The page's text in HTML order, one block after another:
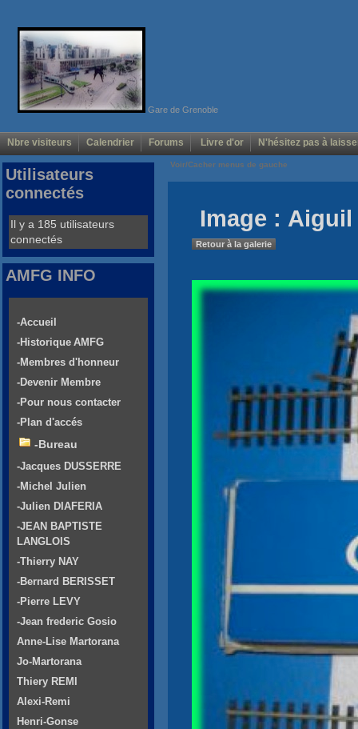
Gare de Grenoble
Nbre visiteurs Calendrier Forums Livre d'or N'hésitez pas à
Voir/Cacher menus de gauche
Image : Aiguil
Retour à la galerie
Utilisateurs
connectés
Il y a 185 utilisateurs
connectés
AMFG INFO
-Accueil
-Historique AMFG
-Membres d'honneur
-Devenir Membre
-Pour nous contacter
-Plan d'accés
-Bureau
-Jacques DUSSERRE
-Michel Julien
-Julien DIAFERIA
-JEAN BAPTISTE
LANGLOIS
-Thierry NAY
-Bernard BERISSET
-Pierre LEVY
-Jean frederic Gosio
Anne-Lise Martorana
Jo-Martorana
Thiery REMI
Alexi-Remi
Henri-Gonse